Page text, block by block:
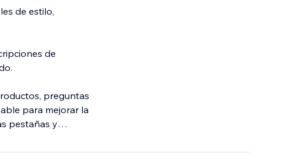
de estilo,
de
preguntas
para mejorar la
pestañas y